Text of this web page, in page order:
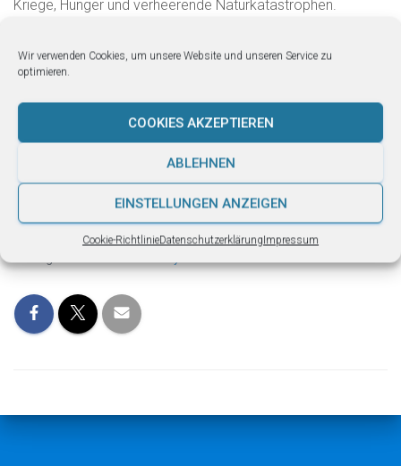
Wir verwenden Cookies, um unsere Website und unseren Service zu
optimieren.
COOKIES AKZEPTIEREN
ABLEHNEN
EINSTELLUNGEN ANZEIGEN
Cookie-RichtlinieDatenschutzerklärungImpressum
Kriege, Hunger und verheerende Naturkatastrophen.
Konzepte für ein ‚One-Planet-Living‘ sind technisch,
Zahl der Menschen mit Globalverstand, die begreifen, dass
weniger Konsum und dafür mehr Zeit die Qualität unserer
Kategorien: VERGANGENES